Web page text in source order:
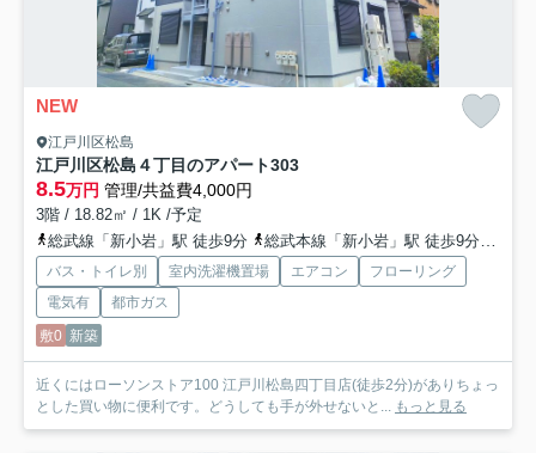
NEW
江戸川区松島
江戸川区松島４丁目のアパート303
8.5万円 管理/共益費4,000円
3階 / 18.82㎡ / 1K /予定
総武線「新小岩」駅 徒歩9分
総武本線「新小岩」駅 徒歩9分
バス・トイレ別 室内洗濯機置場 エアコン
フローリング
電気有
都市ガス
敷0 新築
近くにはローソンストア100 江戸川松島四丁目店(徒歩2分)がありちょっ
とした買い物に便利です。どうしても手が外せないと... もっと見る